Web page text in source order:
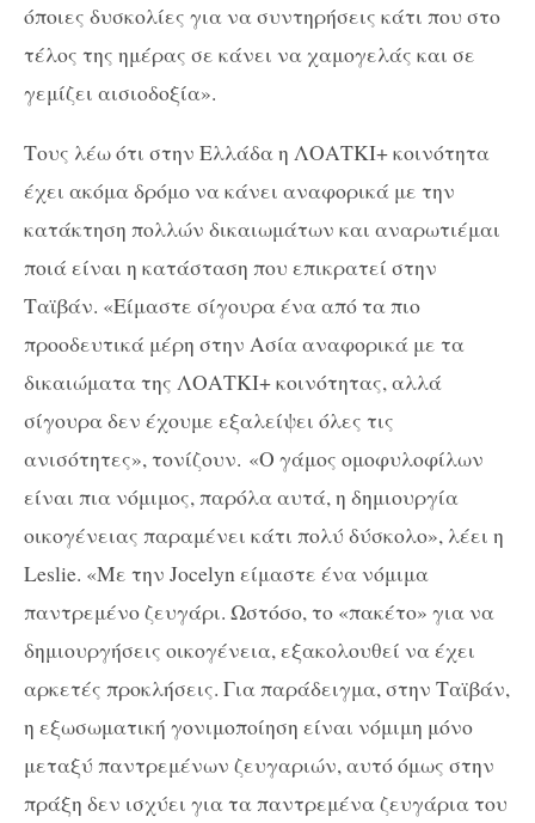
όποιες δυσκολίες για να συντηρήσεις κάτι που στο
τέλος της ημέρας σε κάνει να χαμογελάς και σε
γεμίζει αισιοδοξία».
Τους λέω ότι στην Ελλάδα η ΛΟΑΤΚΙ+ κοινότητα
έχει ακόμα δρόμο να κάνει αναφορικά με την
κατάκτηση πολλών δικαιωμάτων και αναρωτιέμαι
ποιά είναι η κατάσταση που επικρατεί στην
Ταϊβάν. «Είμαστε σίγουρα ένα από τα πιο
προοδευτικά μέρη στην Ασία αναφορικά με τα
δικαιώματα της ΛΟΑΤΚΙ+ κοινότητας, αλλά
σίγουρα δεν έχουμε εξαλείψει όλες τις
ανισότητες», τονίζουν. «Ο γάμος ομοφυλοφίλων
είναι πια νόμιμος, παρόλα αυτά, η δημιουργία
οικογένειας παραμένει κάτι πολύ δύσκολο», λέει η
Leslie. «Με την Jocelyn είμαστε ένα νόμιμα
παντρεμένο ζευγάρι. Ωστόσο, το «πακέτο» για να
δημιουργήσεις οικογένεια, εξακολουθεί να έχει
αρκετές προκλήσεις. Για παράδειγμα, στην Ταϊβάν,
η εξωσωματική γονιμοποίηση είναι νόμιμη μόνο
μεταξύ παντρεμένων ζευγαριών, αυτό όμως στην
πράξη δεν ισχύει για τα παντρεμένα ζευγάρια του